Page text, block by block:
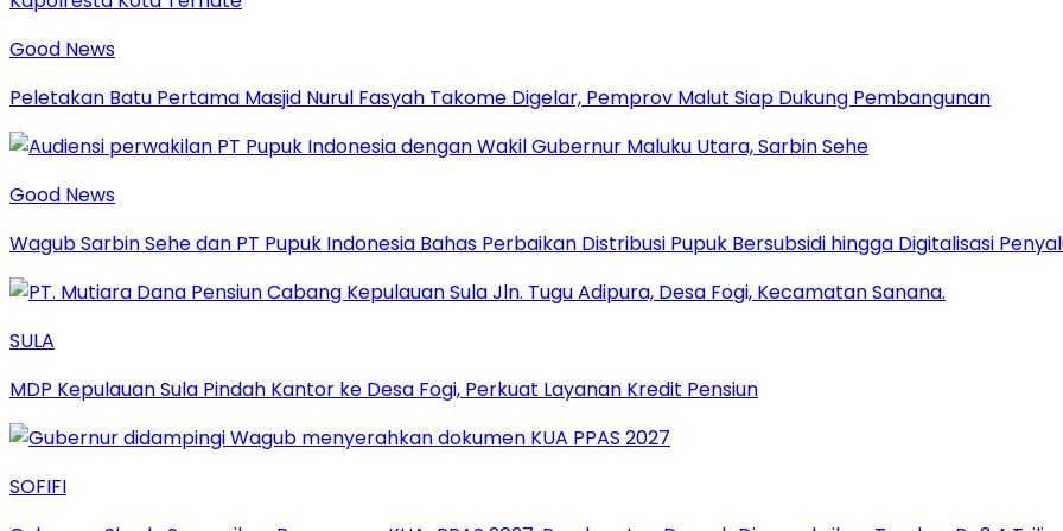
Good News
Peletakan Batu Pertama Masjid Nurul Fasyah Takome Digelar, Pemprov Malut Siap Dukung Pembangunan
Good News
Wagub Sarbin Sehe dan PT Pupuk Indonesia Bahas Perbaikan Distribusi Pupuk Bersubsidi hingga Digitalisasi
SULA
MDP Kepulauan Sula Pindah Kantor ke Desa Fogi, Perkuat Layanan Kredit Pensiun
SOFIFI